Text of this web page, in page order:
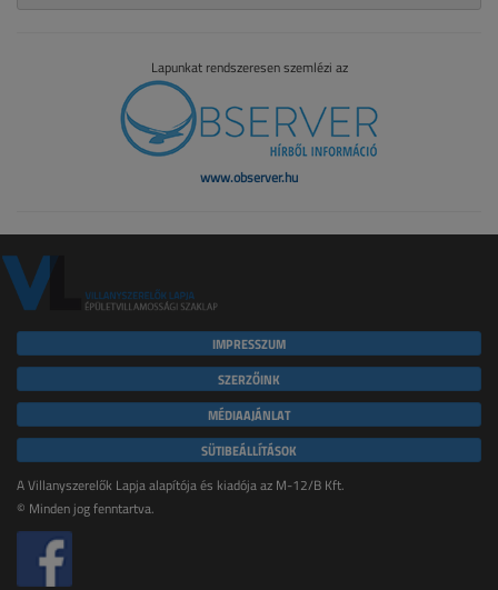
Lapunkat rendszeresen szemlézi az
www.observer.hu
IMPRESSZUM
SZERZŐINK
MÉDIAAJÁNLAT
SÜTIBEÁLLÍTÁSOK
A Villanyszerelők Lapja alapítója és kiadója az M-12/B Kft.
© Minden jog fenntartva.